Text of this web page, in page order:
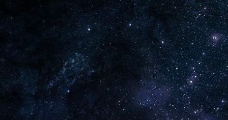
Plus de 2800 critiques de films